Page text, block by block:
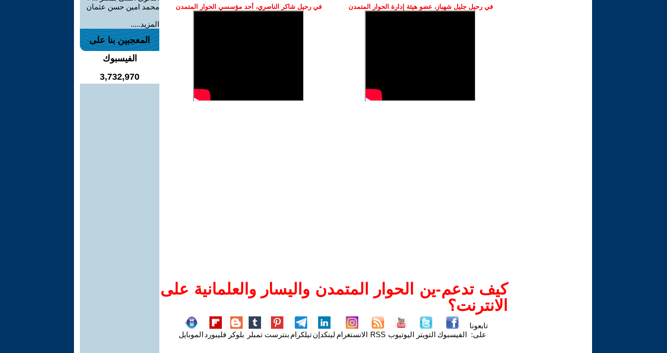
في رحيل جليل شهباز، عضو هيئة إدارة الحوار المتمدن في رحيل شاكر الناصري، أحد مؤسسي الحوار المتمدن
كيف تدعم-ين الحوار المتمدن واليسار والعلمانية على
الانترنت؟
تابعونا
على: الفيسبوك التويتر اليوتيوب RSS الانستغرام لينكدإنتيلكرام بنترست تمبلر بلوكر فليبورد الموبايل
محمد امين حسن عثمان
المزيد.....
المعجبين بنا على
الفيسبوك
3,732,970